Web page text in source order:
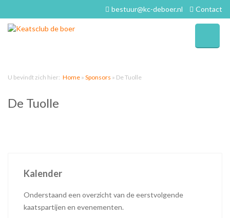
bestuur@kc-deboer.nl Contact
U bevindt zich hier: Home » Sponsors » De Tuolle
De Tuolle
Kalender
Onderstaand een overzicht van de eerstvolgende
kaatspartijen en evenementen.